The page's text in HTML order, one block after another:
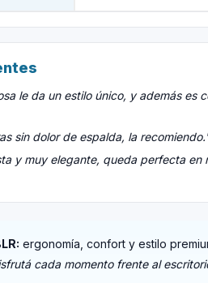
le da un estilo único, y además es
sin dolor de espalda, la
y muy elegante, queda perfecta en
ergonomía, confort y estilo
cada momento frente al